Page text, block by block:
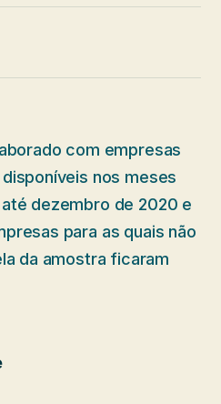
com empresas
nos meses
dezembro de 2020 e
para as quais não
da amostra ficaram